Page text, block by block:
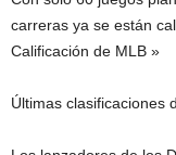
carreras ya se están
Calificación de MLB »
Últimas clasificaciones